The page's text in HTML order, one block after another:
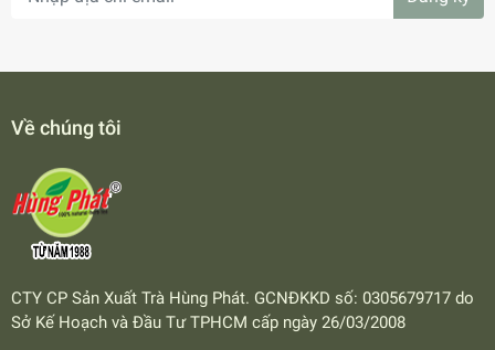
Về chúng tôi
CTY CP Sản Xuất Trà Hùng Phát. GCNĐKKD số: 0305679717 do
Sở Kế Hoạch và Đầu Tư TPHCM cấp ngày 26/03/2008